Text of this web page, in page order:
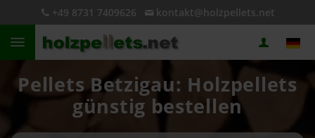
+49 8731 7409626 kontakt@holzpellets.net
Pellets Betzigau: Holzpellets
günstig bestellen